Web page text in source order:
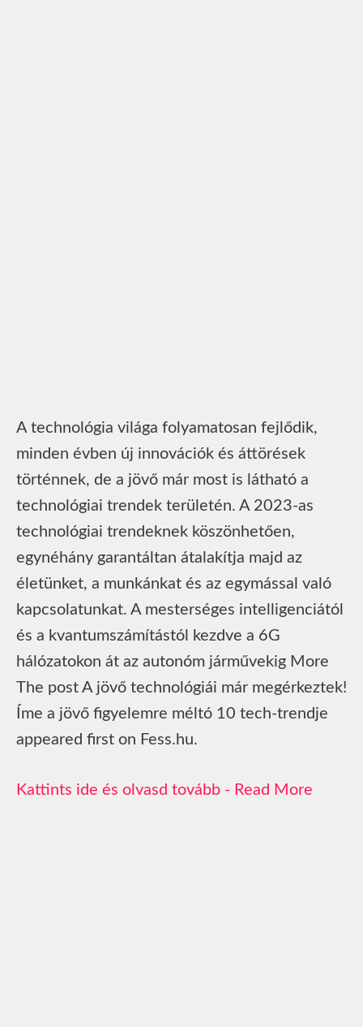
A technológia világa folyamatosan fejlődik,
minden évben új innovációk és áttörések
történnek, de a jövő már most is látható a
technológiai trendek területén. A 2023-as
technológiai trendeknek köszönhetően,
egynéhány garantáltan átalakítja majd az
életünket, a munkánkat és az egymással való
kapcsolatunkat. A mesterséges intelligenciától
és a kvantumszámítástól kezdve a 6G
hálózatokon át az autonóm járművekig More
The post A jövő technológiái már megérkeztek!
Íme a jövő figyelemre méltó 10 tech-trendje
appeared first on Fess.hu.
Read More